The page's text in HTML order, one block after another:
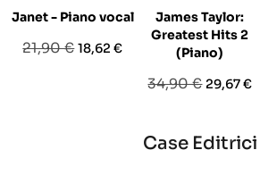
Janet - Piano vocal
Prezzo
21,90 €Prezzo
18,62 €
James Taylor:
Greatest Hits 2
(Piano)
Prezzo
34,90 € Prezzo
29,67 €
Case Editrici